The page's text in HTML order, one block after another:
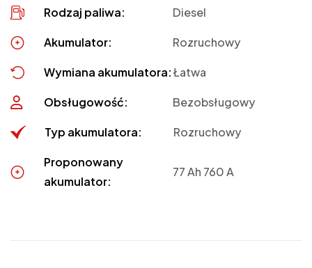
Rodzaj paliwa: Diesel
Akumulator: Rozruchowy
Wymiana akumulatora:Łatwa
Obsługowość: Bezobsługowy
Typ akumulatora: Rozruchowy
Proponowany
akumulator:
77 Ah 760 A